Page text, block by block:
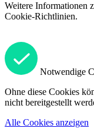
Weitere Informationen
Cookie-Richtlinien.
Notwendige
Ohne diese Cookies
nicht bereitgestellt
Alle Cookies anzeigen